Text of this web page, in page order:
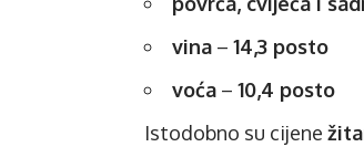
vina – 14,3 posto
voća – 10,4 posto
Istodobno su cijene